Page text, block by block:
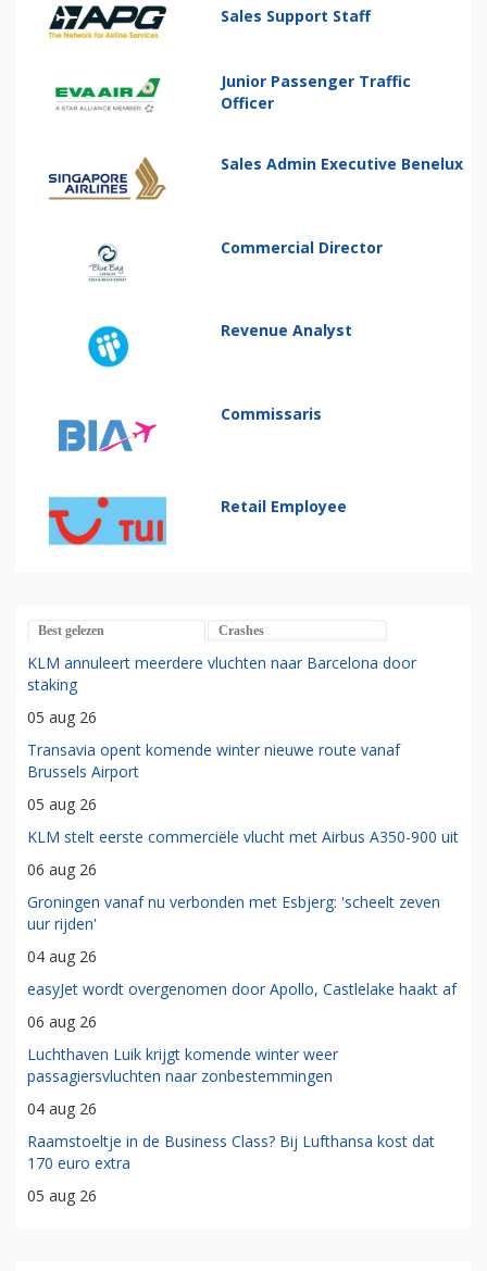
Sales Support Staff
Junior Passenger Traffic
Officer
Sales Admin Executive Benelux
Commercial Director
Revenue Analyst
Commissaris
Retail Employee
Best gelezen Crashes
KLM annuleert meerdere vluchten naar Barcelona door
staking
05 aug 26
Transavia opent komende winter nieuwe route vanaf
Brussels Airport
05 aug 26
KLM stelt eerste commerciële vlucht met Airbus A350-900 uit
06 aug 26
Groningen vanaf nu verbonden met Esbjerg: 'scheelt zeven
uur rijden'
04 aug 26
easyJet wordt overgenomen door Apollo, Castlelake haakt af
06 aug 26
Luchthaven Luik krijgt komende winter weer
passagiersvluchten naar zonbestemmingen
04 aug 26
Raamstoeltje in de Business Class? Bij Lufthansa kost dat
170 euro extra
05 aug 26